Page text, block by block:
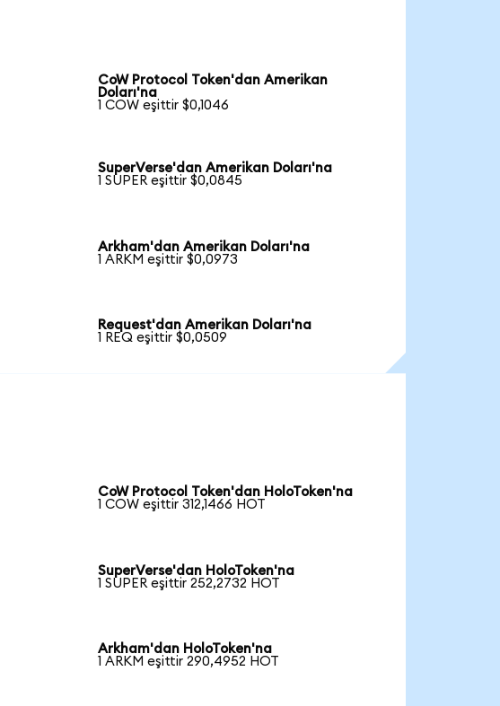
CoW Protocol Token'dan Amerikan
Doları'na
1 COW eşittir $0,1046
SuperVerse'dan Amerikan Doları'na
1 SUPER eşittir $0,0845
Arkham'dan Amerikan Doları'na
1 ARKM eşittir $0,0973
Request'dan Amerikan Doları'na
1 REQ eşittir $0,0509
CoW Protocol Token'dan HoloToken'na
1 COW eşittir 312,1466 HOT
SuperVerse'dan HoloToken'na
1 SUPER eşittir 252,2732 HOT
Arkham'dan HoloToken'na
1 ARKM eşittir 290,4952 HOT